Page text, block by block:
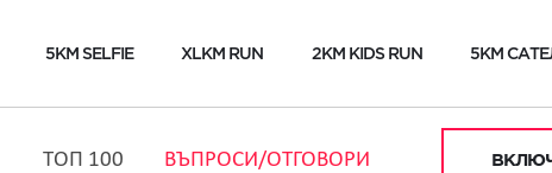
5KM SELFIE XLKM RUN 2KM KIDS RUN 5KM
ТОП 100 ВЪПРОСИ/ОТГОВОРИ